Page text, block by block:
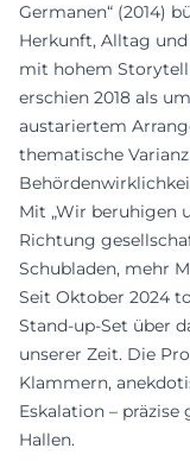
Germanen“ (2014)
Herkunft, Alltag und
mit hohem
erschien 2018 als
austariertem
thematische
Mit „Wir beruhigen
Richtung
Schubladen, mehr
Seit Oktober 2024
Stand‑up‑Set über
unserer Zeit. Die
Klammern,
Eskalation –
Hallen.